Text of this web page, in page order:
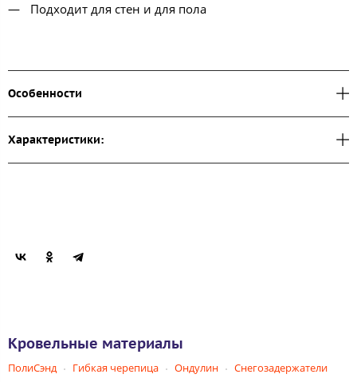
Подходит для стен и для пола
Особенности
Характеристики:
Кровельные материалы
ПолиСэнд Гибкая черепица Ондулин Снегозадержатели